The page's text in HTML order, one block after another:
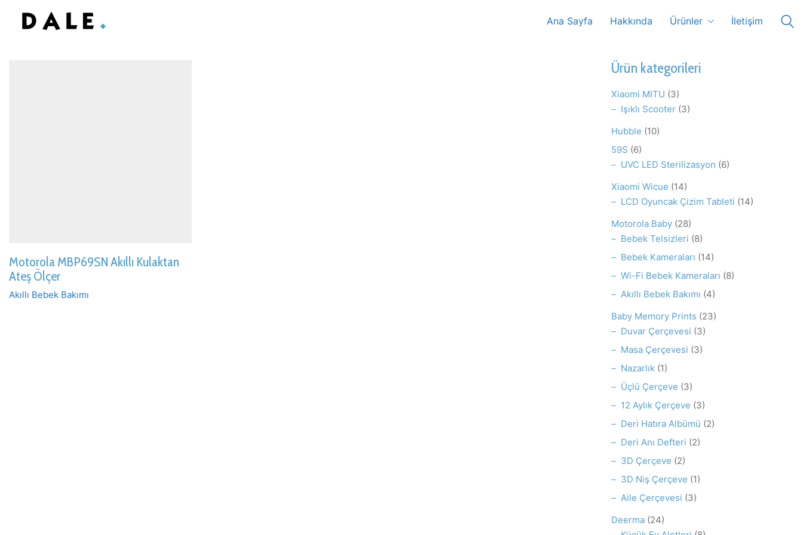
Ana Sayfa Hakkında Ürünler İletişim
Motorola MBP69SN Akıllı Kulaktan
Ateş Ölçer
Akıllı Bebek Bakımı
Ürün kategorileri
Xiaomi MITU (3)
Işıklı Scooter (3)
Hubble (10)
59S (6)
UVC LED Sterilizasyon (6)
Xiaomi Wicue (14)
LCD Oyuncak Çizim Tableti (14)
Motorola Baby (28)
Bebek Telsizleri (8)
Bebek Kameraları (14)
Wi-Fi Bebek Kameraları (8)
Akıllı Bebek Bakımı (4)
Baby Memory Prints (23)
Duvar Çerçevesi (3)
Masa Çerçevesi (3)
Nazarlık (1)
Üçlü Çerçeve (3)
12 Aylık Çerçeve (3)
Deri Hatıra Albümü (2)
Deri Anı Defteri (2)
3D Çerçeve (2)
3D Niş Çerçeve (1)
Aile Çerçevesi (3)
Deerma (24)